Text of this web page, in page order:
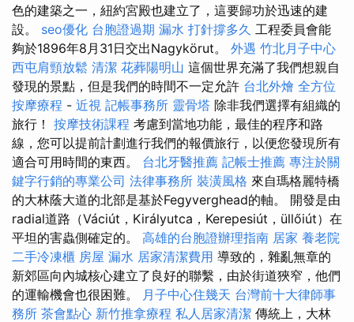
色的建築之一，紐約宮殿也建立了，這要歸功於迅速的建
設。 seo優化 台胞證過期 漏水 打針撐多久 工程委員會能
夠於1896年8月31日交出Nagykörut。 外遇 竹北月子中心
西屯肩頸放鬆 清潔 花葬陽明山 這個世界充滿了我們想親自
發現的景點，但是我們的時間不一定允許 台北外燴 全方位
按摩療程 - 近視 記帳事務所 靈骨塔 除非我們選擇有組織的
旅行！ 按摩技術課程 考慮到當地功能，最佳的程序和路
線，您可以提前計劃進行我們的報價旅行，以便您發現所有
適合可用時間的東西。 台北牙醫推薦 記帳士推薦 專注於關
鍵字行銷的專業公司 法律事務所 裝潢風格 來自瑪格麗特橋
的大林蔭大道的北部是基於Fegyverghead的軸。 開發是由
radial道路（Váciút，Királyutca，Kerepesiút，üllőiút）在
平坦的害蟲側確定的。 高雄的台胞證辦理指南 居家 養老院
二手冷凍櫃 房屋 漏水 居家清潔費用 導致的，雜亂無章的
新郊區向內城核心建立了良好的聯繫，由於街道狹窄，他們
的運輸機會也很困難。 月子中心住幾天 台灣前十大律師事
務所 茶會點心 新竹推拿療程 私人居家清潔 傳統上，大林